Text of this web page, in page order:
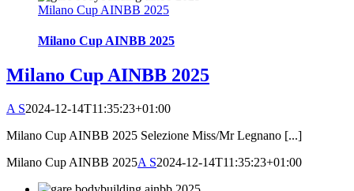
Milano Cup AINBB 2025
Milano Cup AINBB 2025
Milano Cup AINBB 2025
A S2024-12-14T11:35:23+01:00
Milano Cup AINBB 2025 Selezione Miss/Mr Legnano [...]
Milano Cup AINBB 2025A S2024-12-14T11:35:23+01:00